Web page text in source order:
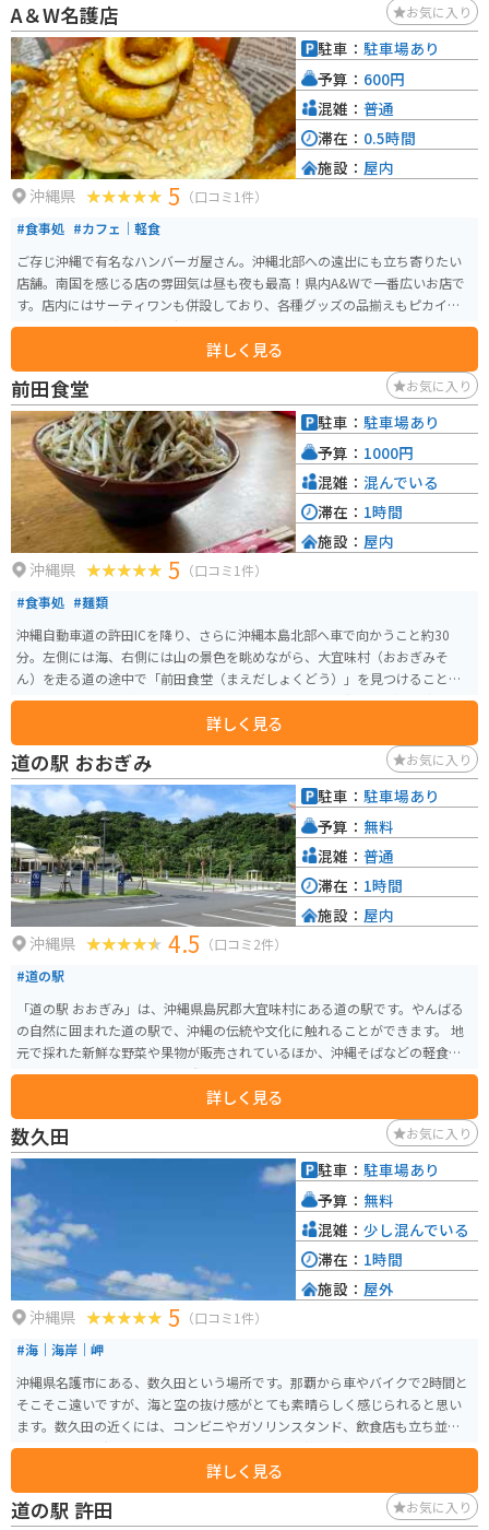
A＆W名護店 お気に入り
沖縄県 5 （口コミ1件）
#食事処 #カフェ｜軽食
ご存じ沖縄で有名なハンバーガ屋さん。沖縄北部への遠出にも立ち寄りたい
店舗。南国を感じる店の雰囲気は昼も夜も最高！県内A&Wで一番広いお店で
す。店内にはサーティワンも併設しており、各種グッズの品揃えもピカイチ。
季節に合わせた飾り付けも好感がもてます。
詳しく見る
駐車： 駐車場あり
予算： 600円
混雑： 普通
滞在： 0.5時間
施設： 屋内
前田食堂 お気に入り
沖縄県 5 （口コミ1件）
#食事処 #麺類
沖縄自動車道の許田ICを降り、さらに沖縄本島北部へ車で向かうこと約30
分。左側には海、右側には山の景色を眺めながら、大宜味村（おおぎみそ
ん）を走る道の途中で「前田食堂（まえだしょくどう）」を見つけることが
できます。歴史を感じさせる佇まいで迎える食堂は、昭和47年（1972）に創
業。この店で、昔から多くのお客の胃袋をがっしり掴んでいるのが、名物の
「牛肉そば」です。
詳しく見る
駐車： 駐車場あり
予算： 1000円
混雑： 混んでいる
滞在： 1時間
施設： 屋内
道の駅 おおぎみ お気に入り
沖縄県 4.5 （口コミ2件）
#道の駅
「道の駅 おおぎみ」は、沖縄県島尻郡大宜味村にある道の駅です。やんばる
の自然に囲まれた道の駅で、沖縄の伝統や文化に触れることができます。 地
元で採れた新鮮な野菜や果物が販売されているほか、沖縄そばなどの軽食も
楽しめます。 バイクで訪れる際は、道の駅周辺の景色を楽しみながらツーリ
で、道の駅でもシークヮーサーを使ったジュースやお菓子などが販売されて
います。 また、道の駅に隣接して、大宜味村立の博物館「やんばる学びの
森」があります。 【基本情報】 住所：沖縄県島尻郡大宜味村字根路銘1620
電話番号：0980-44-3242 営業時間：9:00～18:00 駐車場：普通車50台、大型
車5台 【おすすめポイント】 * 新鮮な地元産の野菜や果物が購入できる * 沖縄
そばなどの郷土料理が味わえる * シークヮーサーを使ったお土産が豊富 * や
んばるの自然を感じられる 【周辺情報】 * やんばる学びの森（博物館） * 大
宜味村塩屋富士展望台 * ター滝 道の駅 おおぎみは、沖縄の自然や文化を満喫
できるスポットです。沖縄観光の際は、ぜひ訪れてみてください。
詳しく見る
駐車： 駐車場あり
予算： 無料
混雑： 普通
滞在： 1時間
施設： 屋内
数久田 お気に入り
沖縄県 5 （口コミ1件）
#海｜海岸｜岬
沖縄県名護市にある、数久田という場所です。那覇から車やバイクで2時間と
そこそこ遠いですが、海と空の抜け感がとても素晴らしく感じられると思い
ます。数久田の近くには、コンビニやガソリンスタンド、飲食店も立ち並ぶ
のでツーリングやドライブには最適です。日頃の雑踏を忘れて、景色を眺めて
過ごすとリフレッシュにもなります。詳しく見る
駐車： 駐車場あり
予算： 無料
混雑： 少し混んでいる
滞在： 1時間
施設： 屋外
道の駅 許田 お気に入り